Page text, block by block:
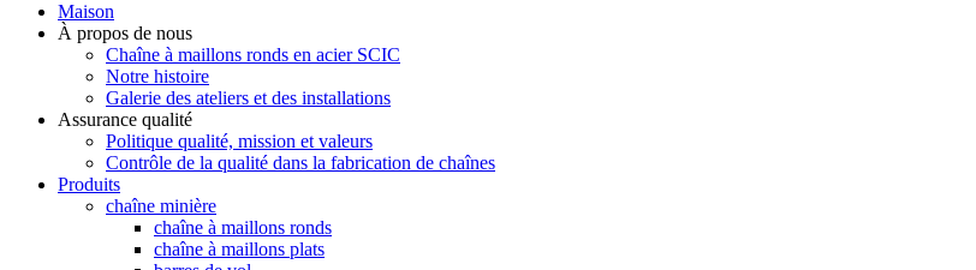
Maison
À propos de nous
Chaîne à maillons ronds en acier SCIC
Notre histoire
Galerie des ateliers et des installations
Assurance qualité
Politique qualité, mission et valeurs
Contrôle de la qualité dans la fabrication de chaînes
Produits
chaîne minière
chaîne à maillons ronds
chaîne à maillons plats